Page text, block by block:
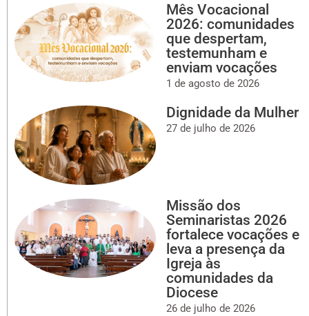
Mês Vocacional
2026: comunidades
que despertam,
testemunham e
enviam vocações
1 de agosto de 2026
Dignidade da Mulher
27 de julho de 2026
Missão dos
Seminaristas 2026
fortalece vocações e
leva a presença da
Igreja às
comunidades da
Diocese
26 de julho de 2026